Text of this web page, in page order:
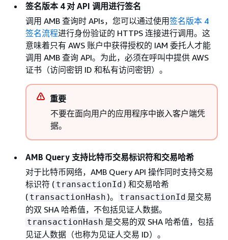
签名版本 4 对 API 调用进行签名
调用 AMB 查询时 APIs，您可以通过使用签名版本 4
签名流程进行身份验证的 HTTPS 连接进行调用。这
意味着只有 AWS 账户中获得授权的 IAM 委托人才能
调用 AMB 查询 API。为此，必须在呼叫中提供 AWS
证书（访问密钥 ID 和私有访问密钥）。
重要
不要在面向用户的应用程序中嵌入客户端凭
据。
AMB Query 支持比特币交易标识符和交易哈希
对于比特币网络，AMB Query API 操作同时支持交易
标识符 ( transactionId ) 和交易哈希
( transactionHash )。 transactionId 是交易
的双 SHA 哈希值，不包括见证人数据。
transactionHash 是交易的双 SHA 哈希值，包括
见证人数据（也称为见证人交易 ID）。